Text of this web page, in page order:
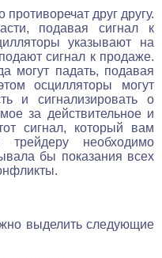
друг другу.
подавая сигнал к
указывают на
сигнал к продаже.
могут падать, подавая
осцилляторы могут
и сигнализировать о
за действительное и
сигнал, который вам
необходимо
бы показания всех
выделить следующие